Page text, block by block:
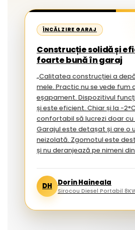
ÎNCĂLZIRE GARAJ
Construcție solidă și
foarte bună în garaj
„Calitatea construcției a
mele. Practic nu se vede fum din țeava de
eșapament. Dispozitivul
și este eficient. Chiar și la -
confortabil să lucrezi doar cu un hanorac.
Garajul este detașat și are o
neizolată. Zgomotul este
și nu deranjează pe
DH Dorin Haineala
Sirocou Diesel Portabil